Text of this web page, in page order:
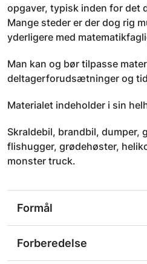
opgaver, typisk inden for det
Mange steder er der dog rig
yderligere med
Man kan og bør tilpasse
deltagerforudsætninger og
Materialet indeholder i sin
Skraldebil, brandbil, dumper,
flishugger, grødehøster,
monster truck.
Formål
Forberedelse